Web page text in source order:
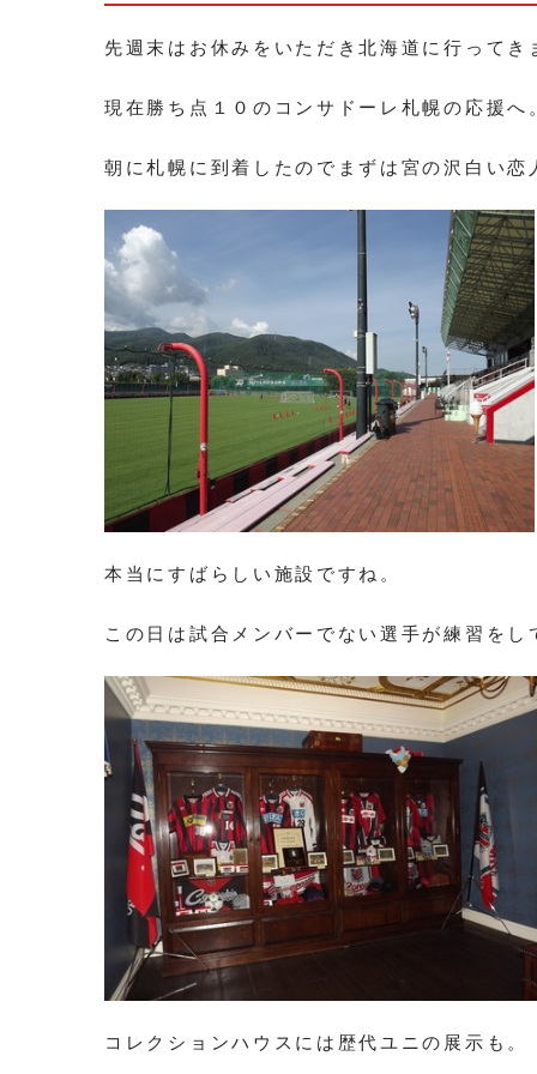
先週末はお休みをいただき北海道に行ってき
現在勝ち点１０のコンサドーレ札幌の応援へ
朝に札幌に到着したのでまずは宮の沢白い恋
本当にすばらしい施設ですね。
この日は試合メンバーでない選手が練習をし
コレクションハウスには歴代ユニの展示も。